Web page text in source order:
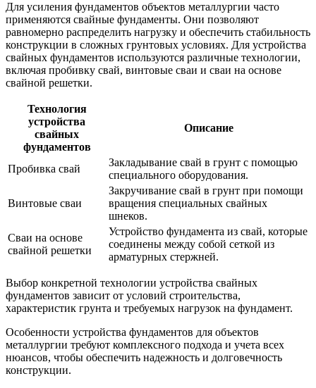
Для усиления фундаментов объектов металлургии часто
применяются свайные фундаменты. Они позволяют
равномерно распределить нагрузку и обеспечить стабильность
конструкции в сложных грунтовых условиях. Для устройства
свайных фундаментов используются различные технологии,
включая пробивку свай, винтовые сваи и сваи на основе
свайной решетки.
Технология
устройства
свайных
фундаментов
Описание
Пробивка свай
Закладывание свай в грунт с помощью
специального оборудования.
Винтовые сваи
Закручивание свай в грунт при помощи
вращения специальных свайных
шнеков.
Сваи на основе
свайной решетки
Устройство фундамента из свай, которые
соединены между собой сеткой из
арматурных стержней.
Выбор конкретной технологии устройства свайных
фундаментов зависит от условий строительства,
характеристик грунта и требуемых нагрузок на фундамент.
Особенности устройства фундаментов для объектов
металлургии требуют комплексного подхода и учета всех
нюансов, чтобы обеспечить надежность и долговечность
конструкции.